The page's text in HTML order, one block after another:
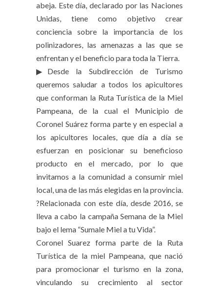
abeja. Este día, declarado por las Naciones
Unidas, tiene como objetivo crear
conciencia sobre la importancia de los
polinizadores, las amenazas a las que se
enfrentan y el beneficio para toda la Tierra.
▶Desde la Subdirección de Turismo
queremos saludar a todos los apicultores
que conforman la Ruta Turística de la Miel
Pampeana, de la cual el Municipio de
Coronel Suárez forma parte y en especial a
los apicultores locales, que día a día se
esfuerzan en posicionar su beneficioso
producto en el mercado, por lo que
invitamos a la comunidad a consumir miel
local, una de las más elegidas en la provincia.
?Relacionada con este día, desde 2016, se
lleva a cabo la campaña Semana de la Miel
bajo el lema “Sumale Miel a tu Vida”.
Coronel Suarez forma parte de la Ruta
Turística de la miel Pampeana, que nació
para promocionar el turismo en la zona,
vinculando su crecimiento al sector